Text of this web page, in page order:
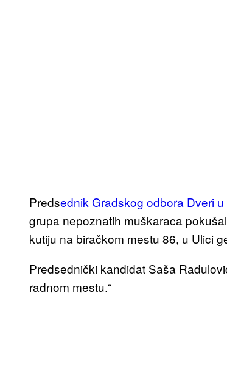
Predsednik Gradskog odbora Dveri
grupa nepoznatih muškaraca
kutiju na biračkom mestu 86, u Ulici
Predsednički kandidat Saša
radnom mestu.“